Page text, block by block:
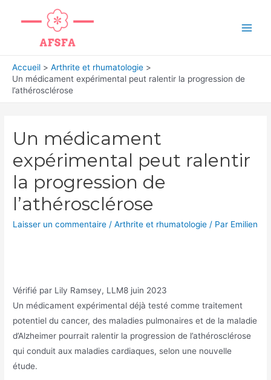
Accueil
Arthrite et rhumatologie
Un médicament expérimental peut ralentir la progression de
l’athérosclérose
Un médicament
expérimental peut ralentir
la progression de
l’athérosclérose
Laisser un commentaire /Arthrite et rhumatologie / Par Emilien
Vérifié par Lily Ramsey, LLM8 juin 2023
Un médicament expérimental déjà testé comme traitement
potentiel du cancer, des maladies pulmonaires et de la maladie
d’Alzheimer pourrait ralentir la progression de l’athérosclérose
qui conduit aux maladies cardiaques, selon une nouvelle
étude.